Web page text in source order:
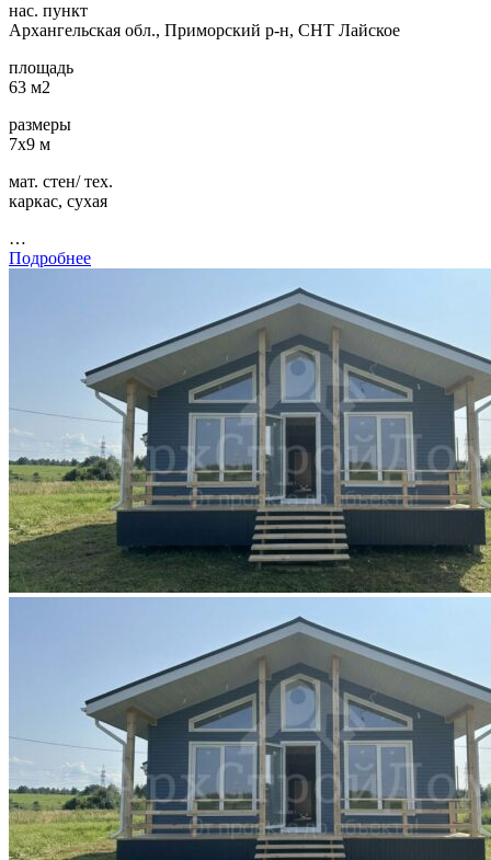
нас. пункт
Архангельская обл., Приморский р-н, СНТ Лайское
площадь
63 м2
размеры
7х9 м
мат. стен/ тех.
каркас, сухая
…
Подробнее